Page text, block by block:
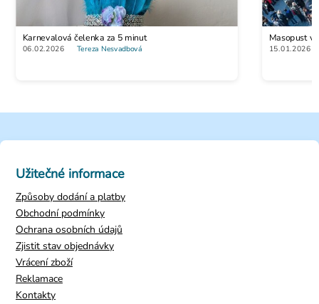
Karnevalová čelenka za 5 minut
06.02.2026 Tereza Nesvadbová
Masopust
15.01.2026
Užitečné informace
Způsoby dodání a platby
Obchodní podmínky
Ochrana osobních údajů
Zjistit stav objednávky
Vrácení zboží
Reklamace
Kontakty